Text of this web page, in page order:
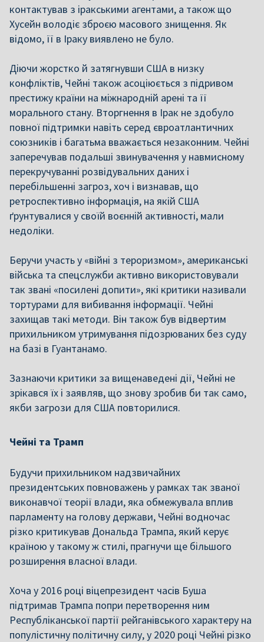
контактував з іракськими агентами, а також що
Хусейн володіє зброєю масового знищення. Як
відомо, її в Іраку виявлено не було.
Діючи жорстко й затягнувши США в низку
конфліктів, Чейні також асоціюється з підривом
престижу країни на міжнародній арені та її
морального стану. Вторгнення в Ірак не здобуло
повної підтримки навіть серед євроатлантичних
союзників і багатьма вважається незаконним. Чейні
заперечував подальші звинувачення у навмисному
перекручуванні розвідувальних даних і
перебільшенні загроз, хоч і визнавав, що
ретроспективно інформація, на якій США
ґрунтувалися у своїй воєнній активності, мали
недоліки.
Беручи участь у «війні з тероризмом», американські
війська та спецслужби активно використовували
так звані «посилені допити», які критики називали
тортурами для вибивання інформації. Чейні
захищав такі методи. Він також був відвертим
прихильником утримування підозрюваних без суду
на базі в Гуантанамо.
Зазнаючи критики за вищенаведені дії, Чейні не
зрікався їх і заявляв, що знову зробив би так само,
якби загрози для США повторилися.
Чейні та Трамп
Будучи прихильником надзвичайних
президентських повноважень у рамках так званої
виконавчої теорії влади, яка обмежувала вплив
парламенту на голову держави, Чейні водночас
різко критикував Дональда Трампа, який керує
країною у такому ж стилі, прагнучи ще більшого
розширення власної влади.
Хоча у 2016 році віцепрезидент часів Буша
підтримав Трампа попри перетворення ним
Республіканської партії рейганівського характеру на
популістичну політичну силу, у 2020 році Чейні різко